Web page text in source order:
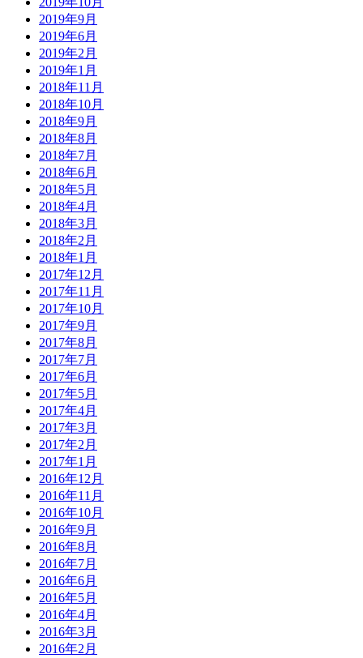
2019年9月
2019年6月
2019年2月
2019年1月
2018年11月
2018年10月
2018年9月
2018年8月
2018年7月
2018年6月
2018年5月
2018年4月
2018年3月
2018年2月
2018年1月
2017年12月
2017年11月
2017年10月
2017年9月
2017年8月
2017年7月
2017年6月
2017年5月
2017年4月
2017年3月
2017年2月
2017年1月
2016年12月
2016年11月
2016年10月
2016年9月
2016年8月
2016年7月
2016年6月
2016年5月
2016年4月
2016年3月
2016年2月